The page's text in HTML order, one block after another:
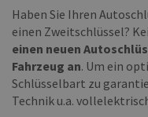
Haben Sie Ihren
einen Zweitschlüssel?
einen neuen
Fahrzeug an. Um ein
Schlüsselbart zu
Technik u.a.